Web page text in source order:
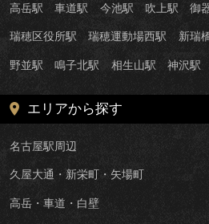
高岳駅 車道駅 今池駅 吹上駅 御
瑞穂区役所駅 瑞穂運動場西駅 新瑞
野並駅 鳴子北駅 相生山駅 神沢駅
エリアから探す
名古屋駅周辺
久屋大通・新栄町・矢場町
高岳・車道・白壁